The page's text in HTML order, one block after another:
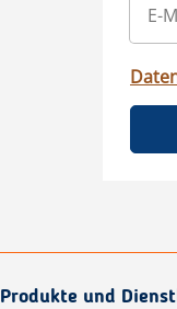
Produkte und